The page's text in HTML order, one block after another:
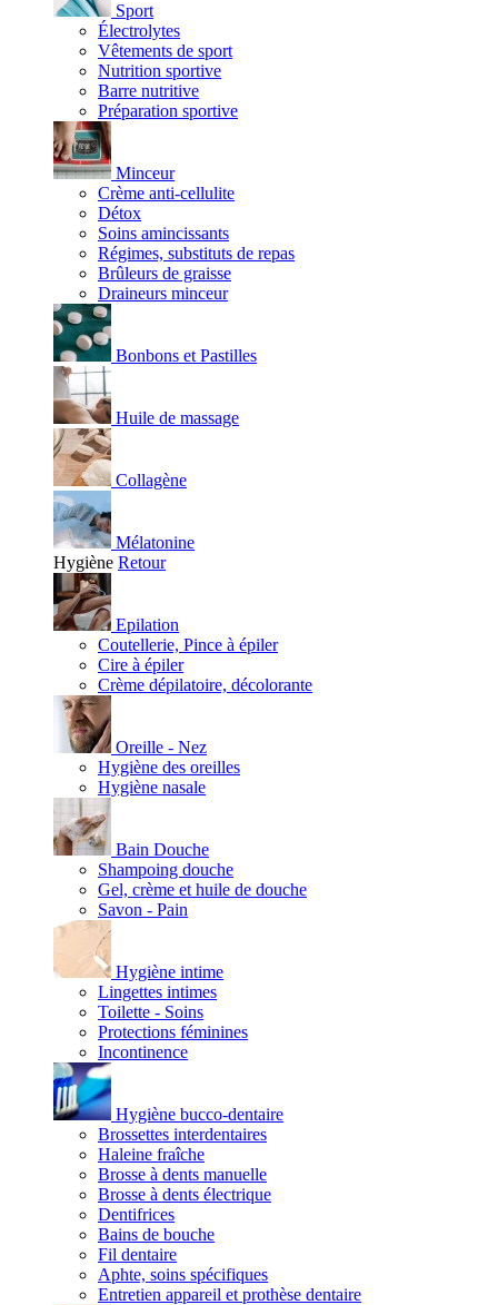
Sport
Électrolytes
Vêtements de sport
Nutrition sportive
Barre nutritive
Préparation sportive
Minceur
Crème anti-cellulite
Détox
Soins amincissants
Régimes, substituts de repas
Brûleurs de graisse
Draineurs minceur
Bonbons et Pastilles
Huile de massage
Collagène
Mélatonine
Hygiène Retour
Epilation
Coutellerie, Pince à épiler
Cire à épiler
Crème dépilatoire, décolorante
Oreille - Nez
Hygiène des oreilles
Hygiène nasale
Bain Douche
Shampoing douche
Gel, crème et huile de douche
Savon - Pain
Hygiène intime
Lingettes intimes
Toilette - Soins
Protections féminines
Incontinence
Hygiène bucco-dentaire
Brossettes interdentaires
Haleine fraîche
Brosse à dents manuelle
Brosse à dents électrique
Dentifrices
Bains de bouche
Fil dentaire
Aphte, soins spécifiques
Entretien appareil et prothèse dentaire